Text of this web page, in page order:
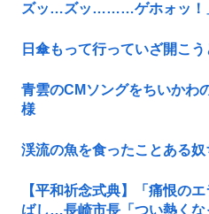
ズッ…ズッ………ゲホォッ！
日傘もって行っていざ開こ
青雲のCMソングをちいかわ
様
渓流の魚を食ったことある
【平和祈念式典】「痛恨の
ばし…長崎市長「つい熱くな